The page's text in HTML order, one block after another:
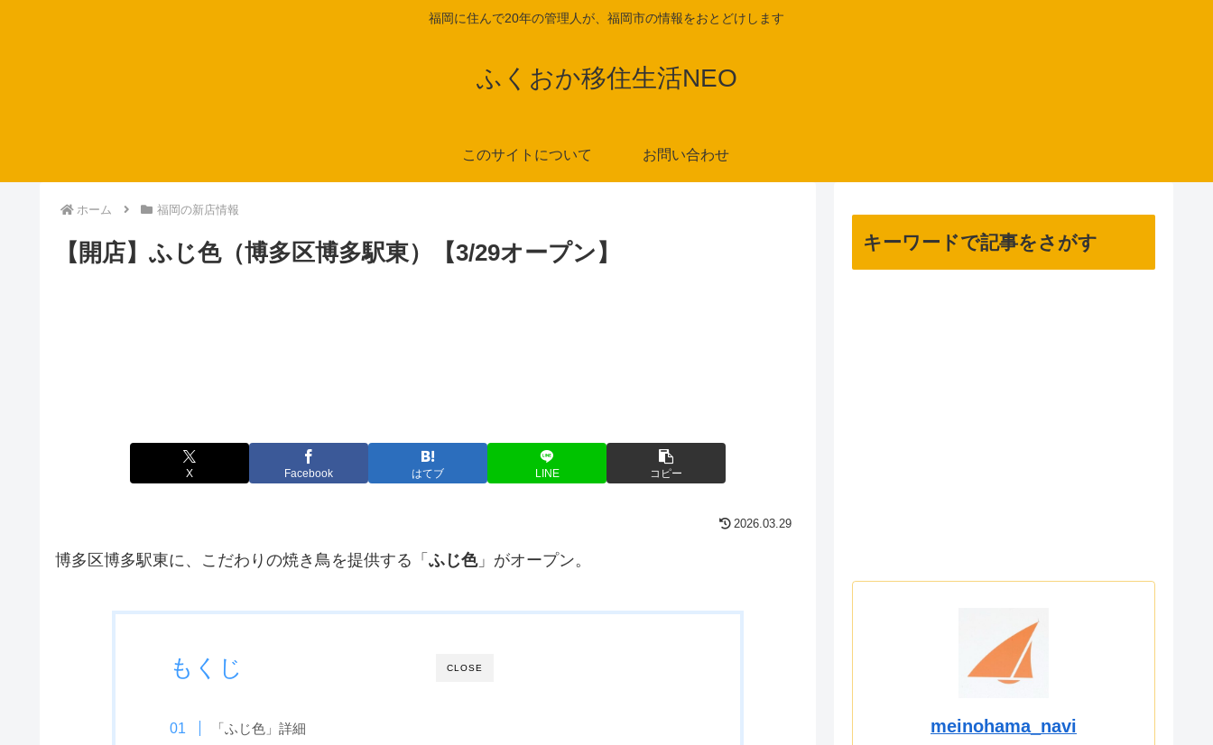
福岡に住んで20年の管理人が、福岡市の情報をおとどけします
ふくおか移住生活NEO
このサイトについて お問い合わせ
ホーム 福岡の新店情報
【開店】ふじ色（博多区博多駅東）【3/29オープン】
X Facebook はてブ LINE コピー
2026.03.29
博多区博多駅東に、こだわりの焼き鳥を提供する「 ふじ色」がオープン。
CLOSE
もくじ
「ふじ色」詳細
キーワードで記事をさがす
meinohama_navi